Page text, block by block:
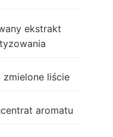
ekstrakt
zmielone liście
aromatu